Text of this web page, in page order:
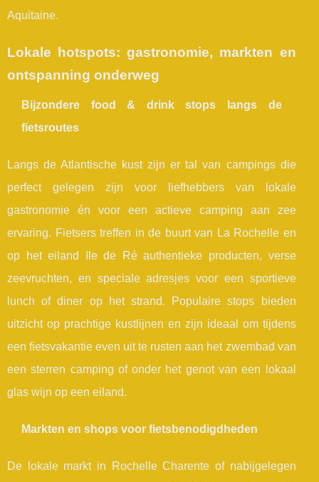
Aquitaine.
Lokale hotspots: gastronomie, markten en
ontspanning onderweg
Bijzondere food & drink stops langs de
fietsroutes
Langs de Atlantische kust zijn er tal van campings die
perfect gelegen zijn voor liefhebbers van lokale
gastronomie én voor een actieve camping aan zee
ervaring. Fietsers treffen in de buurt van La Rochelle en
op het eiland Ile de Ré authentieke producten, verse
zeevruchten, en speciale adresjes voor een sportieve
lunch of diner op het strand. Populaire stops bieden
uitzicht op prachtige kustlijnen en zijn ideaal om tijdens
een fietsvakantie even uit te rusten aan het zwembad van
een sterren camping of onder het genot van een lokaal
glas wijn op een eiland.
Markten en shops voor fietsbenodigdheden
De lokale markt in Rochelle Charente of nabijgelegen